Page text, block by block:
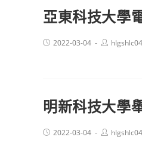
亞東科技大學
Post2022-03-04
Post
明新科技大學
Post2022-03-04
Post